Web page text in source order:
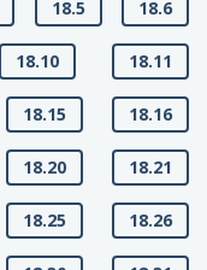
18.5 18.6
18.10 18.11
18.15 18.16
18.20 18.21
18.25 18.26